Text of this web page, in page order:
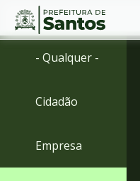
Ir
menu
Conteúdo
- Qualquer -
Cidadão
Empresa